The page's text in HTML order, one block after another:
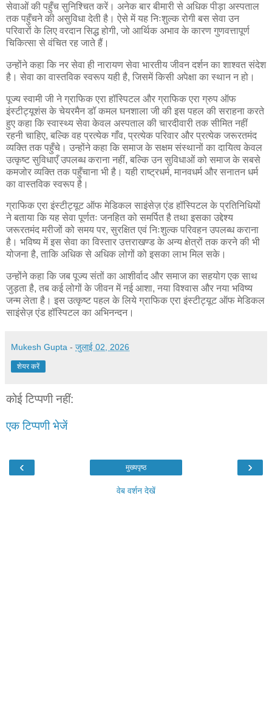
सेवाओं की पहुँच सुनिश्चित करें। अनेक बार बीमारी से अधिक पीड़ा अस्पताल
तक पहुँचने की असुविधा देती है। ऐसे में यह निःशुल्क रोगी बस सेवा उन
परिवारों के लिए वरदान सिद्ध होगी, जो आर्थिक अभाव के कारण गुणवत्तापूर्ण
चिकित्सा से वंचित रह जाते हैं।
उन्होंने कहा कि नर सेवा ही नारायण सेवा भारतीय जीवन दर्शन का शाश्वत संदेश
है। सेवा का वास्तविक स्वरूप यही है, जिसमें किसी अपेक्षा का स्थान न हो।
पूज्य स्वामी जी ने ग्राफिक एरा हॉस्पिटल और ग्राफिक एरा ग्रुप ऑफ
इंस्टीट्यूशंस के चेयरमैन डॉ कमल घनशाला जी की इस पहल की सराहना करते
हुए कहा कि स्वास्थ्य सेवा केवल अस्पताल की चारदीवारी तक सीमित नहीं
रहनी चाहिए, बल्कि वह प्रत्येक गाँव, प्रत्येक परिवार और प्रत्येक जरूरतमंद
व्यक्ति तक पहुँचे। उन्होंने कहा कि समाज के सक्षम संस्थानों का दायित्व केवल
उत्कृष्ट सुविधाएँ उपलब्ध कराना नहीं, बल्कि उन सुविधाओं को समाज के सबसे
कमजोर व्यक्ति तक पहुँचाना भी है। यही राष्ट्रधर्म, मानवधर्म और सनातन धर्म
का वास्तविक स्वरूप है।
ग्राफिक एरा इंस्टीट्यूट ऑफ मेडिकल साइंसेज़ एंड हॉस्पिटल के प्रतिनिधियों
ने बताया कि यह सेवा पूर्णतः जनहित को समर्पित है तथा इसका उद्देश्य
जरूरतमंद मरीजों को समय पर, सुरक्षित एवं निःशुल्क परिवहन उपलब्ध कराना
है। भविष्य में इस सेवा का विस्तार उत्तराखण्ड के अन्य क्षेत्रों तक करने की भी
योजना है, ताकि अधिक से अधिक लोगों को इसका लाभ मिल सके।
उन्होंने कहा कि जब पूज्य संतों का आशीर्वाद और समाज का सहयोग एक साथ
जुड़ता है, तब कई लोगों के जीवन में नई आशा, नया विश्वास और नया भविष्य
जन्म लेता है। इस उत्कृष्ट पहल के लिये ग्राफिक एरा इंस्टीट्यूट ऑफ मेडिकल
साइंसेज़ एंड हॉस्पिटल का अभिनन्दन।
Mukesh Gupta - जुलाई 02, 2026
शेयर करें
कोई टिप्पणी नहीं:
एक टिप्पणी भेजें
‹ ›
मुख्यपृष्ठ
वेब वर्शन देखें